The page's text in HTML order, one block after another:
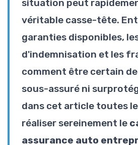
situation peut
véritable casse-tête.
garanties disponibles,
d'indemnisation et les
comment être certain
sous-assuré ni
dans cet article toutes
réaliser sereinement le
assurance auto